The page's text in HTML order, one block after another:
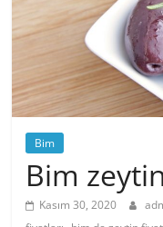
Bim
Bim
Kasım 30, 2020